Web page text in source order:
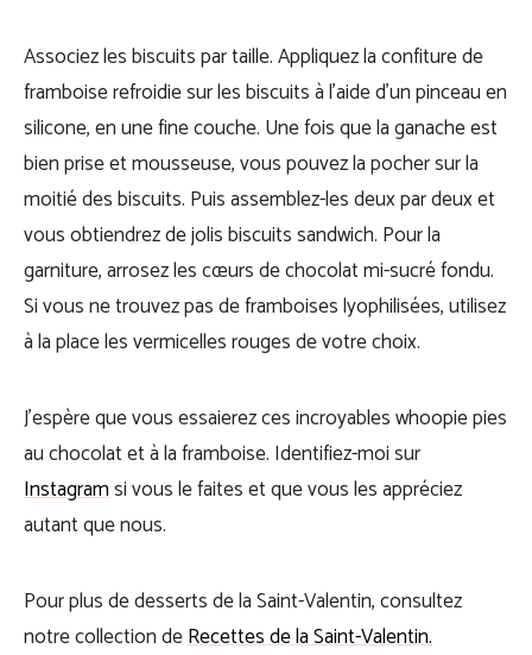
Associez les biscuits par taille. Appliquez la confiture de
framboise refroidie sur les biscuits à l’aide d’un pinceau en
silicone, en une fine couche. Une fois que la ganache est
bien prise et mousseuse, vous pouvez la pocher sur la
moitié des biscuits. Puis assemblez-les deux par deux et
vous obtiendrez de jolis biscuits sandwich. Pour la
garniture, arrosez les cœurs de chocolat mi-sucré fondu.
Si vous ne trouvez pas de framboises lyophilisées, utilisez
à la place les vermicelles rouges de votre choix.
J’espère que vous essaierez ces incroyables whoopie pies
au chocolat et à la framboise. Identifiez-moi sur
Instagramsi vous le faites et que vous les appréciez
autant que nous.
Pour plus de desserts de la Saint-Valentin, consultez
notre collection deRecettes de la Saint-Valentin.